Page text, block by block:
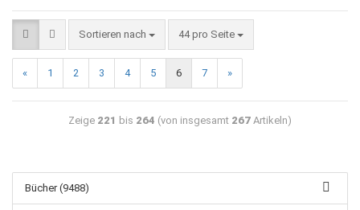
Sortieren nach 44 pro Seite
« 1 2 3 4 5 6 7 »
Zeige 221 bis 264 (von insgesamt 267 Artikeln)
Bücher (9488)